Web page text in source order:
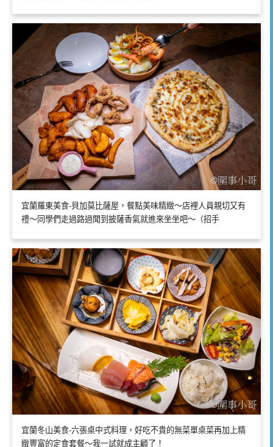
宜蘭羅東美食-貝加莫比薩屋，餐點美味精緻～店裡人員親切又有
禮～同學們走過路過聞到披薩香氣就進來坐坐吧～（招手
宜蘭冬山美食-六張桌中式料理，好吃不貴的無菜單桌菜再加上精
緻豐富的定食套餐～我一試就成主顧了！